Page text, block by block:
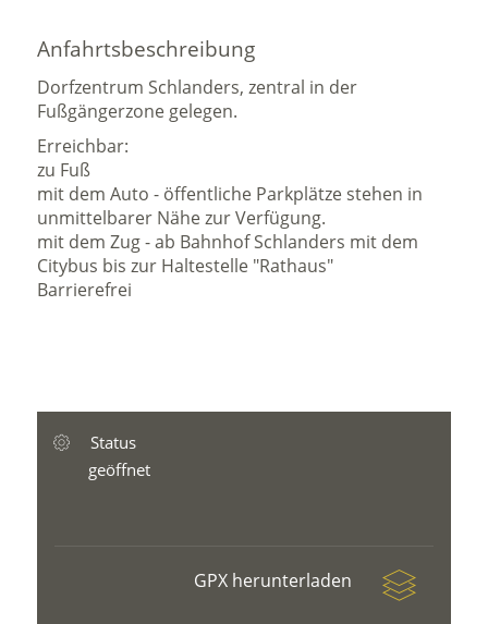
Anfahrtsbeschreibung
Dorfzentrum Schlanders, zentral in der
Fußgängerzone gelegen.
Erreichbar:
zu Fuß
mit dem Auto - öffentliche Parkplätze stehen in
unmittelbarer Nähe zur Verfügung.
mit dem Zug - ab Bahnhof Schlanders mit dem
Citybus bis zur Haltestelle "Rathaus"
Barrierefrei
Status
geöffnet
GPX herunterladen